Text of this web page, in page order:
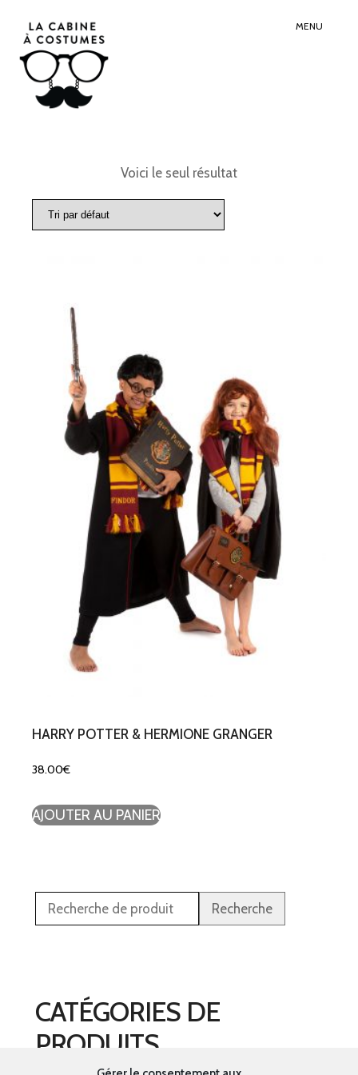
MENU
Voici le seul résultat
HARRY POTTER & HERMIONE GRANGER
38.00€
AJOUTER AU PANIER
Recherche
CATÉGORIES DE
PRODUITS